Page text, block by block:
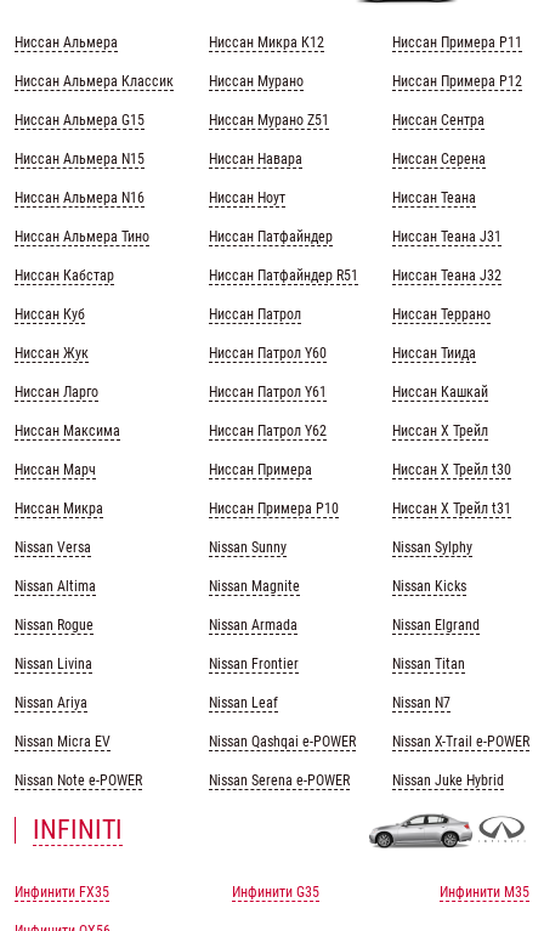
Ниссан Альмера
Ниссан Альмера Классик
Ниссан Альмера G15
Ниссан Альмера N15
Ниссан Альмера N16
Ниссан Альмера Тино
Ниссан Кабстар
Ниссан Куб
Ниссан Жук
Ниссан Ларго
Ниссан Максима
Ниссан Марч
Ниссан Микра
Nissan Versa
Nissan Altima
Nissan Rogue
Nissan Livina
Nissan Ariya
Nissan Micra EV
Nissan Note e-POWER
Ниссан Микра К12
Ниссан Мурано
Ниссан Мурано Z51
Ниссан Навара
Ниссан Ноут
Ниссан Патфайндер
Ниссан Патфайндер R51
Ниссан Патрол
Ниссан Патрол Y60
Ниссан Патрол Y61
Ниссан Патрол Y62
Ниссан Примера
Ниссан Примера Р10
Nissan Sunny
Nissan Magnite
Nissan Armada
Nissan Frontier
Nissan Leaf
Nissan Qashqai e-POWER
Nissan Serena e-POWER
Ниссан Примера Р11
Ниссан Примера Р12
Ниссан Сентра
Ниссан Серена
Ниссан Теана
Ниссан Теана J31
Ниссан Теана J32
Ниссан Террано
Ниссан Тиида
Ниссан Кашкай
Ниссан Х Трейл
Ниссан Х Трейл t30
Ниссан Х Трейл t31
Nissan Sylphy
Nissan Kicks
Nissan Elgrand
Nissan Titan
Nissan N7
Nissan X-Trail e-POWER
Nissan Juke Hybrid
INFINITI
Инфинити FX35 Инфинити G35 Инфинити M35